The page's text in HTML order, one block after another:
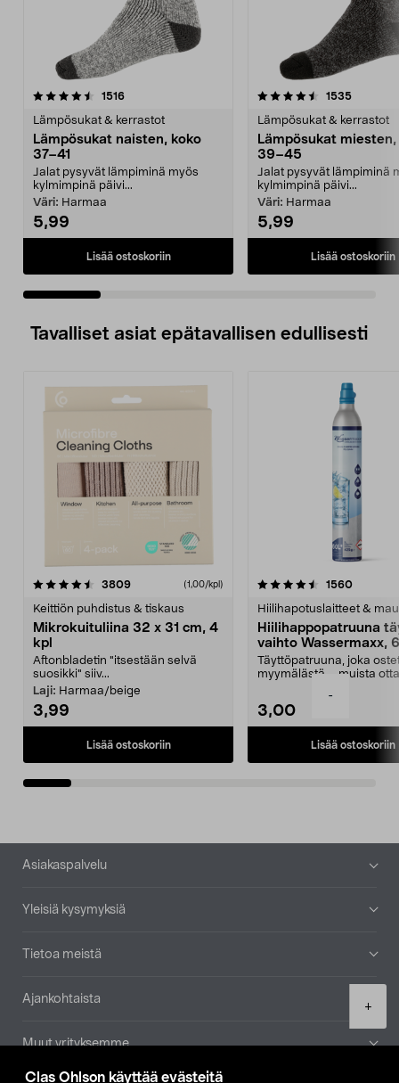
Clas Ohlson käyttää evästeitä
-
+
1516arvostelut
Lämpösukat & kerrastot
Lämpösukat naisten, koko
37–41
Jalat pysyvät lämpiminä myös
kylmimpinä päivi...
Väri: Harmaa
5,99
Lisää ostoskoriin
4.5 viidestä
1535
Lämpösukat & kerrastot
Lämpösukat miesten,
39–45
Jalat pysyvät lämpiminä
kylmimpinä päivi...
Väri: Harmaa
5,99
Lisää ostoskoriin
4.5 viidestä
Tavalliset asiat epätavallisen edullisesti
3809arvostelut (1,00/kpl)
Keittiön puhdistus & tiskaus
Mikrokuituliina 32 x 31 cm, 4
kpl
Aftonbladetin "itsestään selvä
suosikki" siiv...
Laji: Harmaa/beige
3,99
Lisää ostoskoriin
4.5viidestä
1560
Hiilihapotuslaitteet &
Hiilihappopatruuna
vaihto Wassermaxx,
Täyttöpatruuna, joka
myymälästä – muista
3,00
Lisää ostoskoriin
4.5viidestä
Alatunniste
Asiakaspalvelu
Yleisiä kysymyksiä
Tietoa meistä
Ajankohtaista
Muut yrityksemme